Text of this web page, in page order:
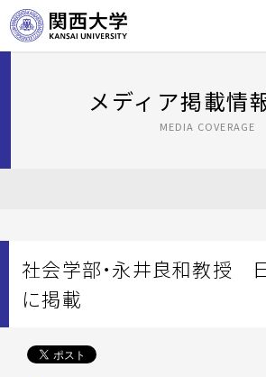
メディア掲載情
MEDIA COVERAGE
社会学部・永井良和教授
に掲載